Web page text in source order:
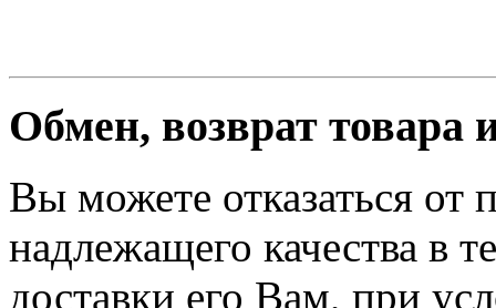
Обмен, возврат товара
Вы можете отказаться от
надлежащего качества в
доставки его Вам, при